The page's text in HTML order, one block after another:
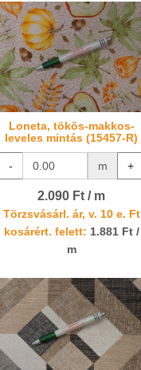
Loneta, tökös-makkos-
leveles mintás (15457-R)
- m +
2.090 Ft / m
Törzsvásárl. ár, v. 10 e. Ft
kosárért. felett: 1.881 Ft /
m